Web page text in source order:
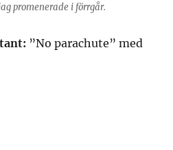
promenerade i förrgår.
”No parachute” med